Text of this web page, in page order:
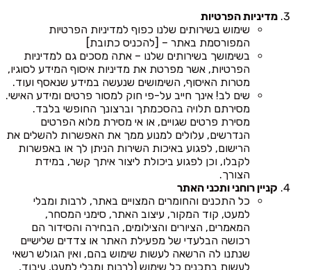
מדיניות הפרטיות
שימוש בשירותים שלנו כפוף למדיניות הפרטיות
המפורסמת באתר – [להכניס כתובת]
בשימושך בשירותים שלנו – אתה מסכים גם למדיניות
הפרטיות, אשר מפרטת את מדיניות איסוף המידע לסוגיו,
מטרות האיסוף, השימושים שנעשה במידע שנאסף ועוד.
שים לב! אינך חייב על-פי חוק למסור פרטים ומידע האישי.
מסירתם תלויה בהסכמתך וברצונך החופשי בלבד.
מסירת פרטים שגויים, או אי מסירת מלוא הפרטים
הנדרשים, עלולים למנוע ממך את האפשרות להשלים את
הרישום, לפגוע באיכות השירות הניתן לך או באפשרות
לקבלו, וכן לפגוע ביכולת ליצור איתך קשר, במידת
הצורך.
קניין רוחני ותכני האתר
כל התכנים והחומרים המצויים באתר, לרבות ומבלי
למעט, קוד המקור, עיצוב האתר, סימני המסחר,
המאמרים, הציורים והצילומים, הבחירה והסידור הם
רכושה הבלעדי של מפעילת האתר או צדדים שלישיים
שנתנו לה הרשאה לעשות שימוש בהם, ואין הגולש רשאי
לעשות בתכנים כל שימוש (לרבות ומבלי למעט, עיבוד,